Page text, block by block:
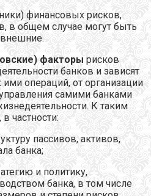
финансовых рисков,
в общем случае могут быть
факторы рисков
банков и зависят
операций, от организации
самими банками
К таким
частности:
пассивов, активов,
банка;
и политику,
банка, в том числе